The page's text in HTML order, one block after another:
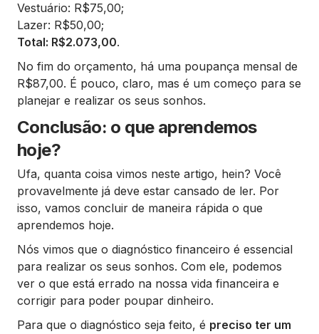
Vestuário: R$75,00;
Lazer: R$50,00;
Total: R$2.073,00.
No fim do orçamento, há uma poupança mensal de
R$87,00. É pouco, claro, mas é um começo para se
planejar e realizar os seus sonhos.
Conclusão: o que aprendemos
hoje?
Ufa, quanta coisa vimos neste artigo, hein? Você
provavelmente já deve estar cansado de ler. Por
isso, vamos concluir de maneira rápida o que
aprendemos hoje.
Nós vimos que o diagnóstico financeiro é essencial
para realizar os seus sonhos. Com ele, podemos
ver o que está errado na nossa vida financeira e
corrigir para poder poupar dinheiro.
Para que o diagnóstico seja feito, é preciso ter um